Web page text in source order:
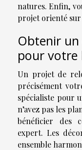
natures. Enfin,
projet orienté sur
Obtenir
pour
Un projet de
précisément
spécialiste pour
n’avez pas les
bénéficier des
expert. Les
ensemble